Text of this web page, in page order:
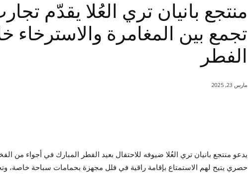
منتجع بانيان تري العُلا يقدّم
تجمع بين المغامرة والاسترخاء
الفطر
مارس 23, 2025
يدعو منتجع بانيان تري العُلا ضيوفه للاحتفال بعيد الفطر المبارك في أجواء من
حصري يتيح لهم الاستمتاع بإقامة راقية في فلل مجهزة بحمامات سباحة خاصة،